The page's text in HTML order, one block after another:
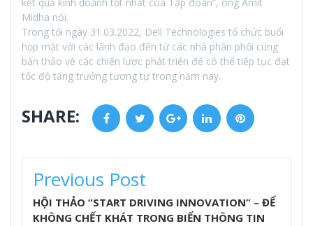
Midha nói.
Trong tối ngày 31.03.2022, Dell Technologies tổ chức buổi
họp mặt với các lãnh đạo đến từ các nhà phân phối cùng
bàn thảo về các chiến lược phát triển để có thể tiếp tục đạt
tốc độ tăng trưởng tương tự trong năm nay.
SHARE: FacebookTwitter Google+LinkedInPinterest
POST
NAVIGATION
Previous Post
HỘI THẢO “START DRIVING INNOVATION” – ĐỂ
KHÔNG CHẾT KHÁT TRONG BIỂN THÔNG TIN